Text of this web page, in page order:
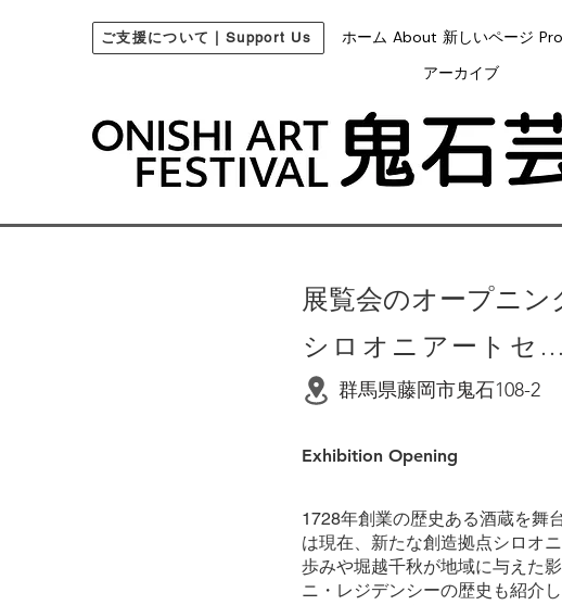
ご支援について | Support Us ホーム About 新しいページ
アーカイブ
展覧会のオープニン
シロオニアートセンター
群馬県藤岡市鬼石108-2
Exhibition Opening
1728年創業の歴史ある酒蔵を舞
は現在、新たな創造拠点シロオ
歩みや堀越千秋が地域に与えた
ニ・レジデンシーの歴史も紹介